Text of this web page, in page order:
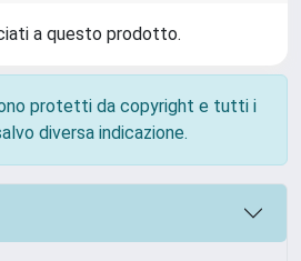
a questo prodotto.
protetti da copyright e tutti i
diversa indicazione.